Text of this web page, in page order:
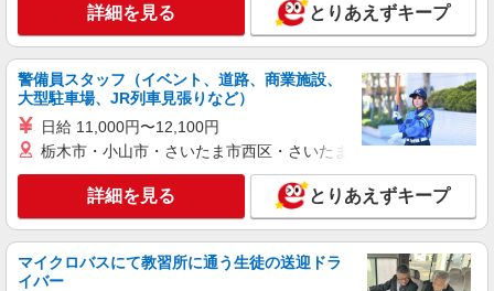
詳細を見る とりあえずキープ
警備員スタッフ（イベント、道路、商業施設、
大型駐車場、JR列車見張りなど）
日給 11,000円〜12,100円
栃木市・小山市・さいたま市西区・さいたま市岩槻区・久喜市・
詳細を見る とりあえずキープ
マイクロバスにて教習所に通う生徒の送迎ドラ
イバー